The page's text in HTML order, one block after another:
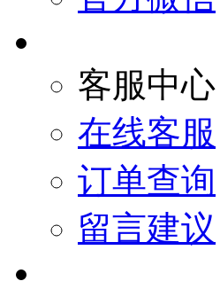
客服中心
在线客服
订单查询
留言建议